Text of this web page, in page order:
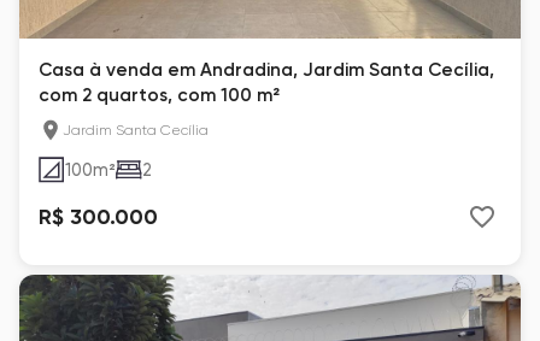
Casa à venda em Andradina, Jardim Santa Cecília,
com 2 quartos, com 100 m²
Jardim Santa Cecília
100m² 2
R$ 300.000